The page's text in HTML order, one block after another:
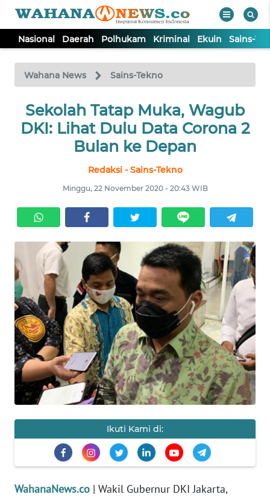
Nasional Daerah Polhukam Kriminal Ekuin Sains-
Wahana News Sains-Tekno
Sekolah Tatap Muka, Wagub
DKI: Lihat Dulu Data Corona 2
Bulan ke Depan
Redaksi - Sains-Tekno
Minggu, 22 November 2020 - 20:43 WIB
Ikuti Kami di:
WahanaNews.co | Wakil Gubernur DKI Jakarta,
TV
Tutup
NASIONAL
KRIMINAL
EKUIN
SAINS-TEKNO
KESEHATAN
INTERNASIONAL
SERBA-SERBI
OLAHRAGA